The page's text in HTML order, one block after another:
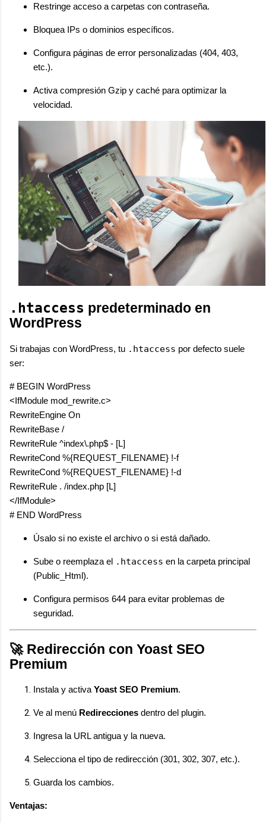
Restringe acceso a carpetas con contraseña.
Bloquea IPs o dominios específicos.
Configura páginas de error personalizadas (404, 403,
etc.).
Activa compresión Gzip y caché para optimizar la
velocidad.
.htaccess predeterminado en
WordPress
Si trabajas con WordPress, tu .htaccess por defecto suele
ser:
# BEGIN WordPress
<IfModule mod_rewrite.c>
RewriteEngine On
RewriteBase /
RewriteRule ^index\.php$ - [L]
RewriteCond %{REQUEST_FILENAME} !-f
RewriteCond %{REQUEST_FILENAME} !-d
RewriteRule . /index.php [L]
</IfModule>
Úsalo si no existe el archivo o si está dañado.
Sube o reemplaza el .htaccess en la carpeta principal
(Public_Html).
Configura permisos 644 para evitar problemas de
seguridad.
🚀 Redirección con Yoast SEO
Premium
Instala y activa Yoast SEO Premium.
Ve al menú Redirecciones dentro del plugin.
Ingresa la URL antigua y la nueva.
Selecciona el tipo de redirección (301, 302, 307, etc.).
Guarda los cambios.
Ventajas: